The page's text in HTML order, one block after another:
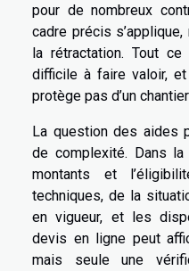
pour de nombreux
cadre précis
la rétractation. Tout
difficile à faire valoir, et
protège pas d’un
La question des aides
de complexité. Dans la
montants et
techniques, de la
en vigueur, et les
devis en ligne peut
mais seule une